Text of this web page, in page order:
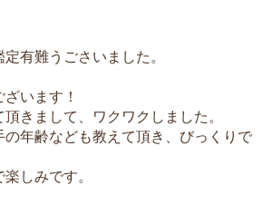
有難うごさいました。
います！
きまして、ワクワクしました。
の年齢なども教えて頂き、びっくりで
しみです。